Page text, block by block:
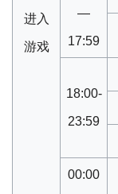
进入
游戏
—
17:59
18:00-
23:59
00:00